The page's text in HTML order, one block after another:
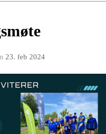
23. feb 2024